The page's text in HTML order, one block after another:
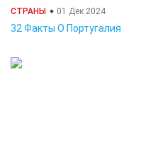
СТРАНЫ 01 Дек 2024
32 Факты О Португалия